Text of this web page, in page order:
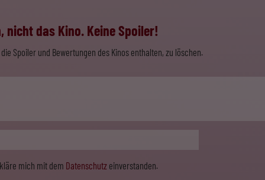
nicht das Kino. Keine Spoiler!
Spoiler und Bewertungen des Kinos enthalten, zu löschen.
mich mit dem Datenschutz einverstanden.